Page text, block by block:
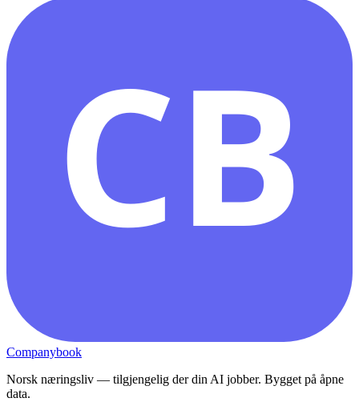
CB
Companybook
Norsk næringsliv — tilgjengelig der din AI jobber. Bygget på åpne
data.